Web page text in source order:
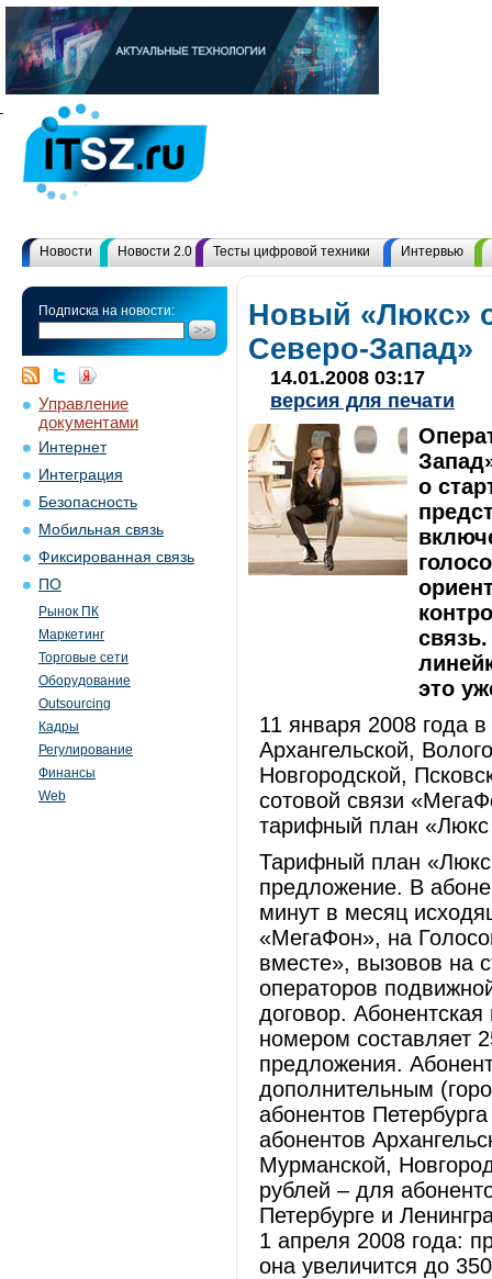
Новости Новости 2.0 Тесты цифровой техники Интервью
Подписка на новости:
Управление
документами
Интернет
Интеграция
Безопасность
Мобильная связь
Фиксированная связь
ПО
Рынок ПК
Маркетинг
Торговые сети
Оборудование
Outsourcing
Кадры
Регулирование
Финансы
Web
Новый «Люкс»
Северо-Запад»
14.01.2008 03:17
версия для печати
о
это
11 января 2008 года
Архангельской,
Новгородской,
сотовой связи
тарифный план
Тарифный план «Люкс
предложение. В
минут в месяц
«МегаФон», на
вместе», вызовов на
операторов
договор.
номером составляет
предложения.
дополнительным
абонентов
абонентов
Мурманской,
рублей – для
Петербурге и
1 апреля 2008 года:
она увеличится до